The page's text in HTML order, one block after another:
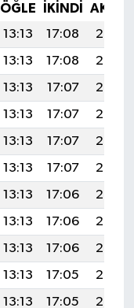
ÖĞLE İKINDI
13:13 17:08
20:30
13:13 17:08
20:30
13:13 17:07
20:29
13:13 17:07
20:28
13:13 17:07
20:27
13:13 17:07
20:26
13:13 17:06
20:25
13:13 17:06
20:24
13:13 17:06
20:23
13:13 17:05
20:22
13:13 17:05
20:20